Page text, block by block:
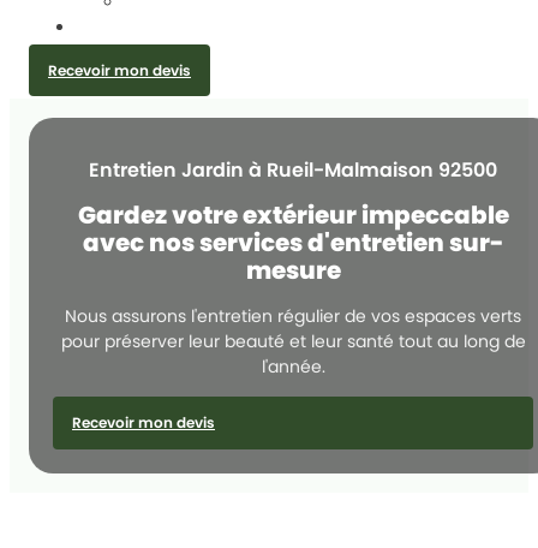
Recevoir mon devis
Entretien Jardin à Rueil-Malmaison 92500
Gardez votre extérieur impeccable
avec nos services d'entretien sur-
mesure
Nous assurons l'entretien régulier de vos espaces verts
pour préserver leur beauté et leur santé tout au long de
l'année.
Recevoir mon devis